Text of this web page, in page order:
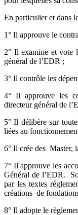
En particulier et dans
1° Il approuve le
2° Il examine et vote
général de l’EDR ;
3° Il contrôle les
4° Il approuve les
directeur général de
5° Il délibère sur
liées au
6° Il crée des Master,
7° Il approuve les
Général de l’EDR.
par les textes
créations de
8° Il adopte le